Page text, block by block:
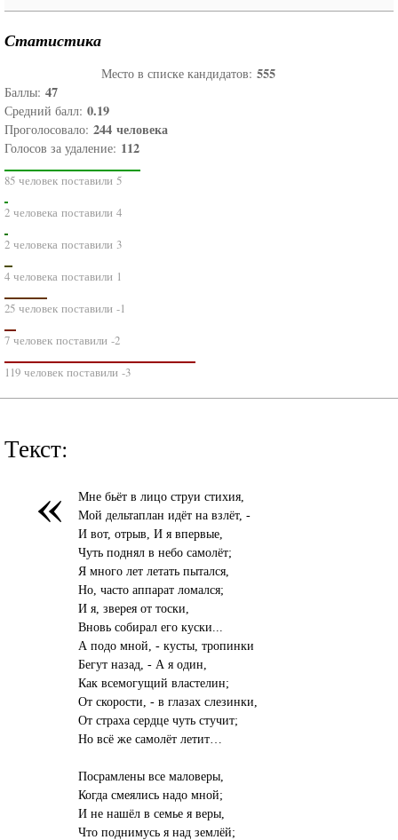
Статистика
Место в списке кандидатов: 555
Баллы: 47
Средний балл: 0.19
Проголосовало: 244 человека
Голосов за удаление: 112
85 человек поставили 5
2 человека поставили 4
2 человека поставили 3
4 человека поставили 1
25 человек поставили -1
7 человек поставили -2
119 человек поставили -3
Текст:
«
Мне бьёт в лицо струи стихия,
Мой дельтаплан идёт на взлёт, -
И вот, отрыв, И я впервые,
Чуть поднял в небо самолёт;
Я много лет летать пытался,
Но, часто аппарат ломался;
И я, зверея от тоски,
Вновь собирал его куски...
А подо мной, - кусты, тропинки
Бегут назад, - А я один,
Как всемогущий властелин;
От скорости, - в глазах слезинки,
От страха сердце чуть стучит;
Но всё же самолёт летит…
Посрамлены все маловеры,
Когда смеялись надо мной;
И не нашёл в семье я веры,
Что поднимусь я над землёй;